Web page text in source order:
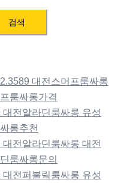
대전스머프룸싸롱
룸싸롱가격
전알라딘룸싸롱 유성
롱추천
전알라딘룸싸롱 대전
룸싸롱문의
전퍼블릭룸싸롱 유성